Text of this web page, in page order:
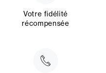
Votre fidélité
récompensée